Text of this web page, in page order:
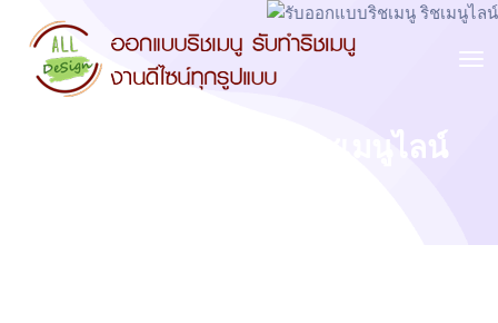
รับออกแบบริชเมนู ริชเมนูไลน์